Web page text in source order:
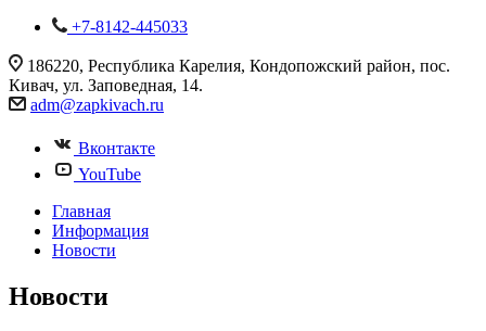
+7-8142-445033
186220, Республика Карелия, Кондопожский район, пос.
Кивач, ул. Заповедная, 14.
adm@zapkivach.ru
Вконтакте
YouTube
Главная
Информация
Новости
Новости